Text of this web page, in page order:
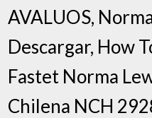
AVALUOS,
Descargar, How
Fastet Norma
Chilena NCH